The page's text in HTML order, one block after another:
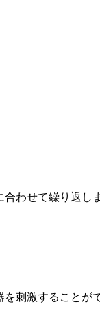
わせて繰り返し
刺激することが